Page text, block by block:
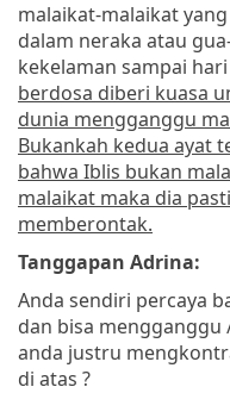
malaikat-malaikat
dalam neraka atau
kekelaman sampai
berdosa diberi kuasa
dunia mengganggu
Bukankah kedua ayat
bahwa Iblis bukan
malaikat maka dia
memberontak.
Tanggapan Adrina:
Anda sendiri percaya
dan bisa
anda justru
di atas ?